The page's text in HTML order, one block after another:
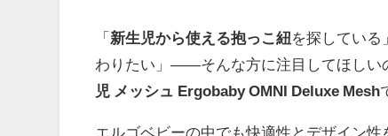
「 新生児から使える抱っこ紐を探している
わりたい」――そんな方に注目してほしい
児 メッシュ Ergobaby OMNI Deluxe Mesh
エルゴベビーの中でも快適性とデザイン